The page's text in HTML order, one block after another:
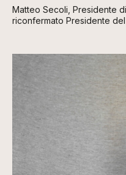
Matteo Secoli, Presidente
riconfermato Presidente